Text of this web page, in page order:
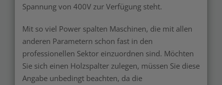
Spannung von 400V zur Verfügung steht.
Mit so viel Power spalten Maschinen, die mit allen
anderen Parametern schon fast in den
professionellen Sektor einzuordnen sind. Möchten
Sie sich einen Holzspalter zulegen, müssen Sie diese
Angabe unbedingt beachten, da die